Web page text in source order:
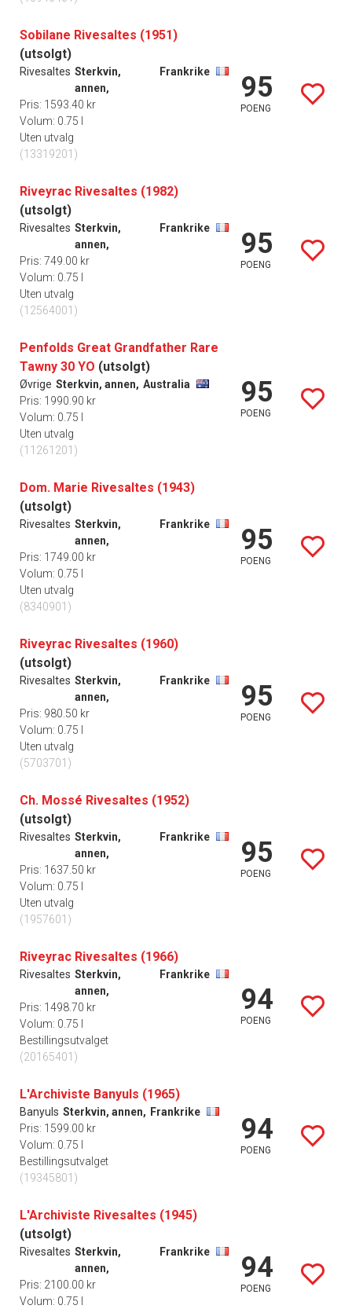
Sobilane Rivesaltes (1951)
(utsolgt)
Rivesaltes Sterkvin,
annen,
Frankrike
Pris: 1593.40 kr
Volum: 0.75 l
Uten utvalg
(13319201)
95
POENG
Riveyrac Rivesaltes (1982)
(utsolgt)
Rivesaltes Sterkvin,
annen,
Frankrike
Pris: 749.00 kr
Volum: 0.75 l
Uten utvalg
(12564001)
95
POENG
Penfolds Great Grandfather Rare
Tawny 30 YO (utsolgt)
Øvrige Sterkvin, annen, Australia
Pris: 1990.90 kr
Volum: 0.75 l
Uten utvalg
(11261201)
95
POENG
Dom. Marie Rivesaltes (1943)
(utsolgt)
Rivesaltes Sterkvin,
annen,
Frankrike
Pris: 1749.00 kr
Volum: 0.75 l
Uten utvalg
(8340901)
95
POENG
Riveyrac Rivesaltes (1960)
(utsolgt)
Rivesaltes Sterkvin,
annen,
Frankrike
Pris: 980.50 kr
Volum: 0.75 l
Uten utvalg
(5703701)
95
POENG
Ch. Mossé Rivesaltes (1952)
(utsolgt)
Rivesaltes Sterkvin,
annen,
Frankrike
Pris: 1637.50 kr
Volum: 0.75 l
Uten utvalg
(1957601)
95
POENG
Riveyrac Rivesaltes (1966)
Rivesaltes Sterkvin,
annen,
Frankrike
Pris: 1498.70 kr
Volum: 0.75 l
Bestillingsutvalget
(20165401)
94
POENG
L'Archiviste Banyuls (1965)
Banyuls Sterkvin, annen, Frankrike
Pris: 1599.00 kr
Volum: 0.75 l
Bestillingsutvalget
(19345801)
94
POENG
L'Archiviste Rivesaltes (1945)
(utsolgt)
Rivesaltes Sterkvin,
annen,
Frankrike
Pris: 2100.00 kr
Volum: 0.75 l
94
POENG